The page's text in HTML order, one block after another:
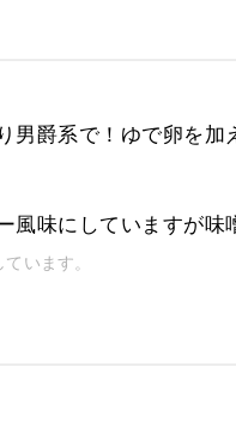
男爵系で！ゆで卵を
風味にしていますが味
います。